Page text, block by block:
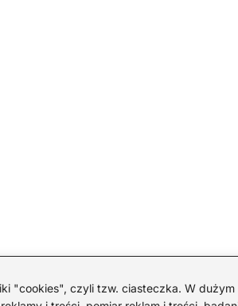
"cookies", czyli tzw. ciasteczka. W dużym